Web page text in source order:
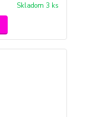
Skladom 3 ks